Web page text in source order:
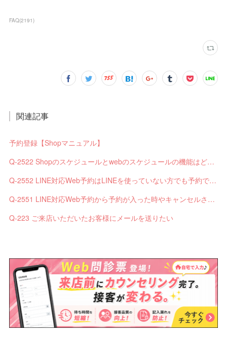
FAQ(2191)
関連記事
予約登録【Shopマニュアル】
Q-2522 Shopのスケジュールとwebのスケジュールの機能はどう違いますか？
Q-2552 LINE対応Web予約はLINEを使っていない方でも予約できますか？
Q-2551 LINE対応Web予約から予約が入った時やキャンセルされた時、サロンやお客様へは通知されますか？
Q-223 ご来店いただいたお客様にメールを送りたい